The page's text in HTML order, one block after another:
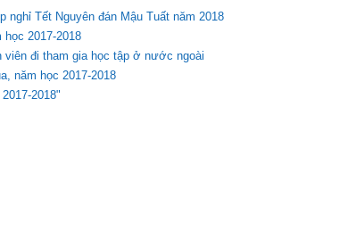
nghỉ Tết Nguyên đán Mậu Tuất năm 2018
2017-2018
đi tham gia học tập ở nước ngoài
năm học 2017-2018
2018"